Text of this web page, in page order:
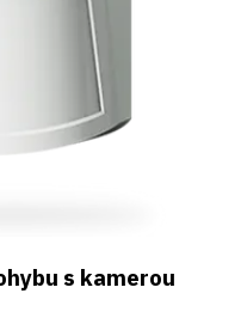
s kamerou